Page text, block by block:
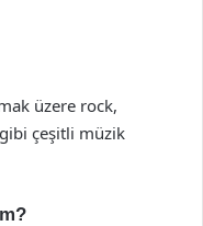
üzere rock,
çeşitli müzik